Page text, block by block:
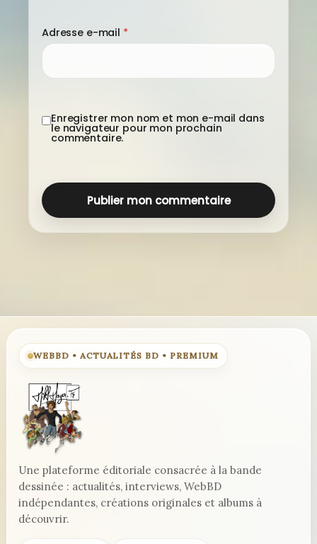
Adresse e-mail *
Enregistrer mon nom et mon e-mail dans
le navigateur pour mon prochain
commentaire.
WEBBD • ACTUALITÉS BD • PREMIUM
Une plateforme éditoriale consacrée à la bande
dessinée : actualités, interviews, WebBD
indépendantes, créations originales et albums à
découvrir.